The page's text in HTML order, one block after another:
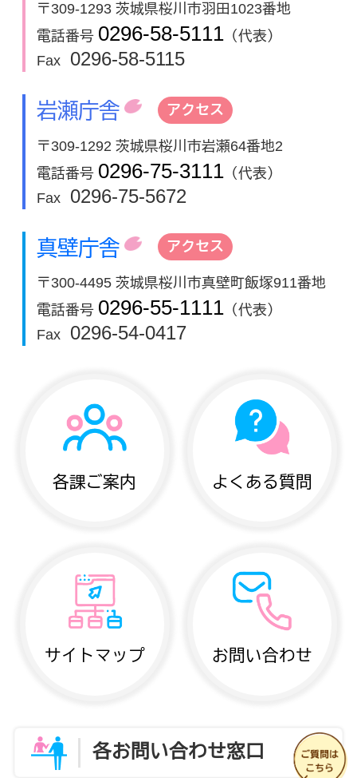
〒309-1293 茨城県桜川市羽田1023番地
電話番号 0296-58-5111 （代表）
Fax
0296-58-5115
岩瀬庁舎 アクセス
〒309-1292 茨城県桜川市岩瀬64番地2
電話番号 0296-75-3111 （代表）
Fax
0296-75-5672
真壁庁舎 アクセス
〒300-4495 茨城県桜川市真壁町飯塚911番地
電話番号 0296-55-1111 （代表）
Fax
0296-54-0417
各課ご案内 よくある質問
サイトマップ お問い合わせ
各お問い合わせ窓口